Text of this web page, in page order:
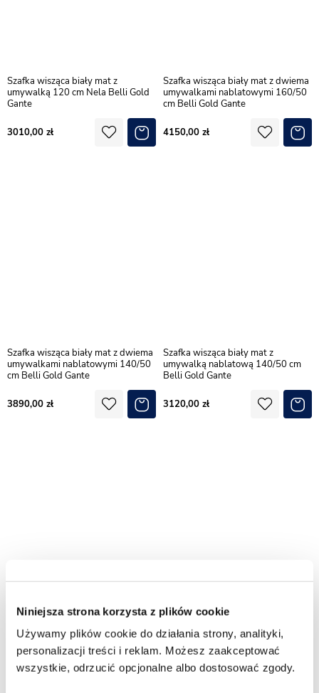
Niniejsza strona korzysta z plików cookie
Używamy plików cookie do działania strony, analityki,
personalizacji treści i reklam. Możesz zaakceptować
wszystkie, odrzucić opcjonalne albo dostosować zgody.
Szafka wisząca biały mat z
umywalką 120 cm Nela Belli Gold
Gante
3010,00
Szafka wisząca biały mat z dwiema
umywalkami nablatowymi 160/50
cm Belli Gold Gante
4150,00
Szafka wisząca biały mat z dwiema
umywalkami nablatowymi 140/50
cm Belli Gold Gante
3890,00
Szafka wisząca biały mat z
umywalką nablatową 140/50 cm
Belli Gold Gante
3120,00
umywalką nablatową 140 cm Belli
Gold Gante
2830,00
umywalką nablatową 120/50 cm
Belli Gold Gante
2950,00